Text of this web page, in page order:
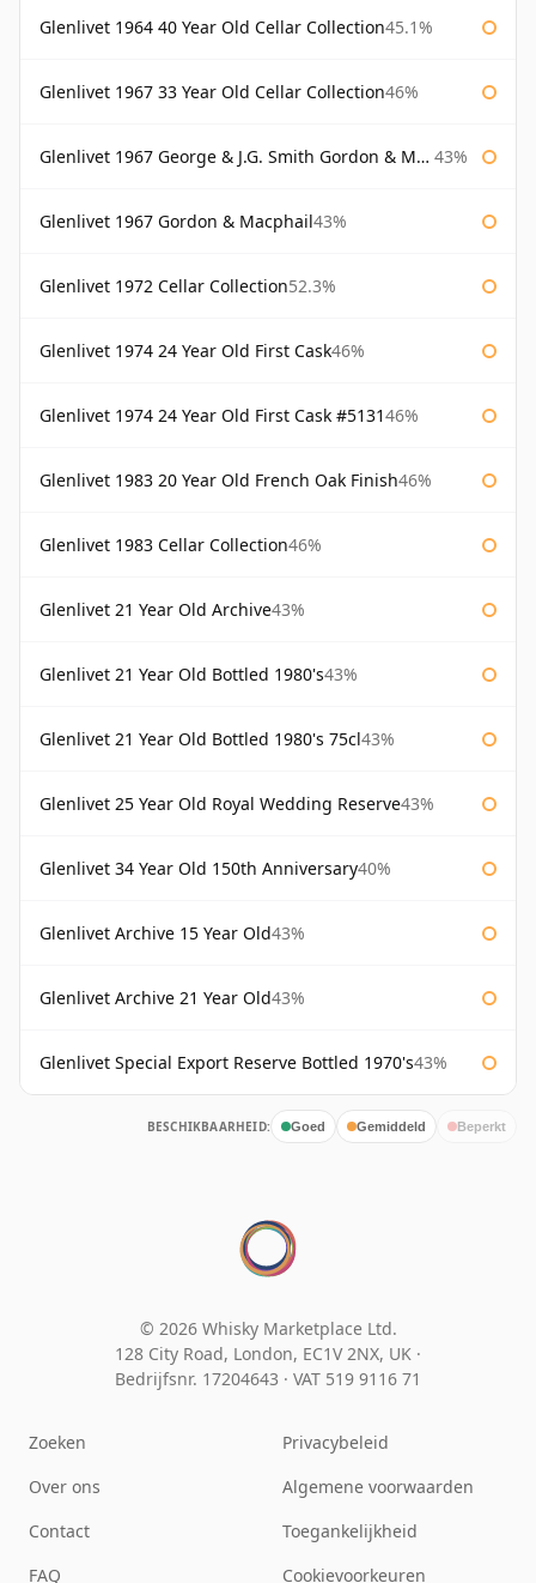
Glenlivet 1964 40 Year Old Cellar Collection45.1%
Glenlivet 1967 33 Year Old Cellar Collection46%
Glenlivet 1967 George & J.G. Smith Gordon & Macphail 43%
Glenlivet 1967 Gordon & Macphail43%
Glenlivet 1972 Cellar Collection52.3%
Glenlivet 1974 24 Year Old First Cask46%
Glenlivet 1974 24 Year Old First Cask #513146%
Glenlivet 1983 20 Year Old French Oak Finish46%
Glenlivet 1983 Cellar Collection46%
Glenlivet 21 Year Old Archive43%
Glenlivet 21 Year Old Bottled 1980's43%
Glenlivet 21 Year Old Bottled 1980's 75cl43%
Glenlivet 25 Year Old Royal Wedding Reserve43%
Glenlivet 34 Year Old 150th Anniversary40%
Glenlivet Archive 15 Year Old43%
Glenlivet Archive 21 Year Old43%
Glenlivet Special Export Reserve Bottled 1970's43%
BESCHIKBAARHEID: Goed Gemiddeld Beperkt
© 2026 Whisky Marketplace Ltd.
128 City Road, London, EC1V 2NX, UK ·
Bedrijfsnr. 17204643 · VAT 519 9116 71
Zoeken
Over ons
Contact
FAQ
Privacybeleid
Algemene voorwaarden
Toegankelijkheid
Cookievoorkeuren